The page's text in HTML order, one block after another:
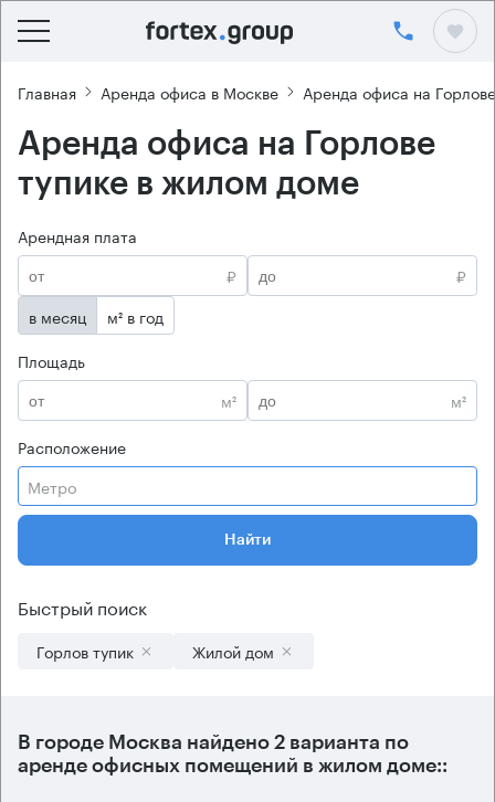
Главная Аренда офиса в Москве Аренда офиса на
Аренда офиса на Горлове
тупике в жилом доме
Арендная плата
₽
₽
в месяц
м² в год
Площадь
м²
м²
Расположение
Метро
Найти
Быстрый поиск
Горлов тупик Жилой дом
В городе Москва найдено 2 варианта по
аренде офисных помещений в жилом доме::